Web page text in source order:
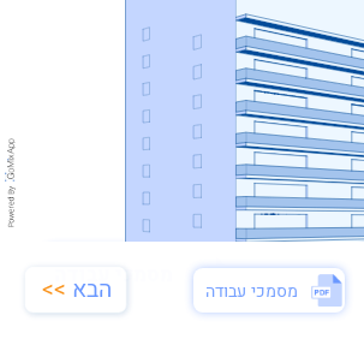
מסמכי עבודה הבא >>